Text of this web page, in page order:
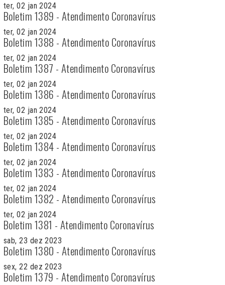
ter, 02 jan 2024
Boletim 1389 - Atendimento Coronavírus
ter, 02 jan 2024
Boletim 1388 - Atendimento Coronavírus
ter, 02 jan 2024
Boletim 1387 - Atendimento Coronavírus
ter, 02 jan 2024
Boletim 1386 - Atendimento Coronavírus
ter, 02 jan 2024
Boletim 1385 - Atendimento Coronavírus
ter, 02 jan 2024
Boletim 1384 - Atendimento Coronavírus
ter, 02 jan 2024
Boletim 1383 - Atendimento Coronavírus
ter, 02 jan 2024
Boletim 1382 - Atendimento Coronavírus
ter, 02 jan 2024
Boletim 1381 - Atendimento Coronavírus
sab, 23 dez 2023
Boletim 1380 - Atendimento Coronavírus
sex, 22 dez 2023
Boletim 1379 - Atendimento Coronavírus